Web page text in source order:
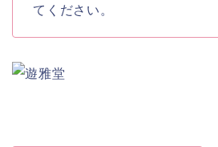
てください。